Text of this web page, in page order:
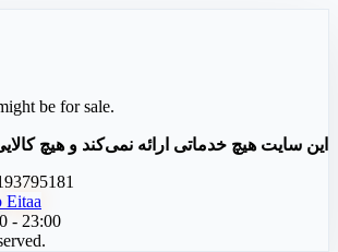
be for sale.
این سایت هیچ خدماتی ارائه نمی‌کند و هیچ
Eitaa
- 23:00